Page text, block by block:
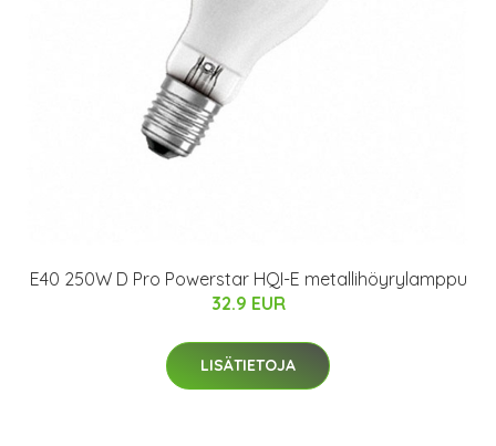
E40 250W D Pro Powerstar HQI-E metallihöyrylamppu
32.9 EUR
LISÄTIETOJA